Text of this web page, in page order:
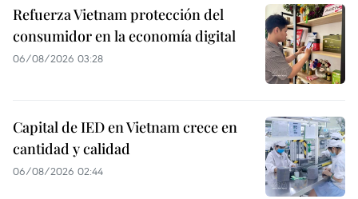
Refuerza Vietnam protección del
consumidor en la economía digital
06/08/2026 03:28
Capital de IED en Vietnam crece en
cantidad y calidad
06/08/2026 02:44